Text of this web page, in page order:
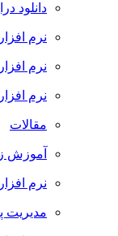
دانلود
نرم
نرم
نرم
مقالات
آموزش
نرم
مدیریت